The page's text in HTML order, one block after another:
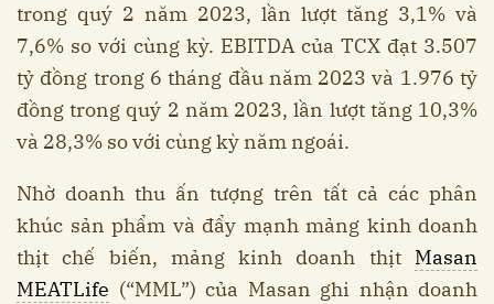
trong quý 2 năm 2023, lần lượt tăng 3,1% và
7,6% so với cùng kỳ. EBITDA của TCX đạt 3.507
tỷ đồng trong 6 tháng đầu năm 2023 và 1.976 tỷ
đồng trong quý 2 năm 2023, lần lượt tăng 10,3%
và 28,3% so với cùng kỳ năm ngoái.
Nhờ doanh thu ấn tượng trên tất cả các phân
khúc sản phẩm và đẩy mạnh mảng kinh doanh
thịt chế biến, mảng kinh doanh thịt Masan
MEATLife (“MML”) của Masan ghi nhận doanh